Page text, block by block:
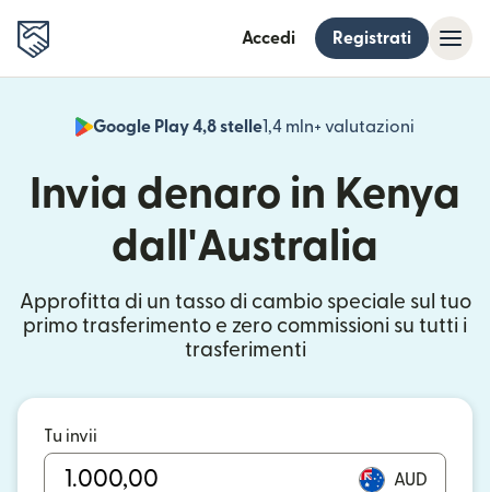
Accedi Registrati
Google Play 4,8 stelle1,4 mln+ valutazioni
Invia denaro in Kenya
dall'Australia
Approfitta di un tasso di cambio speciale sul tuo
primo trasferimento e zero commissioni su tutti i
trasferimenti
Tu invii
AUD